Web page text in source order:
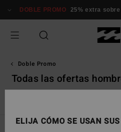
selección
cuadrícula
productos
DOBLE PROMO 25% extra
Doble Promo
Todas las ofertas
ELIJA CÓMO SE USAN